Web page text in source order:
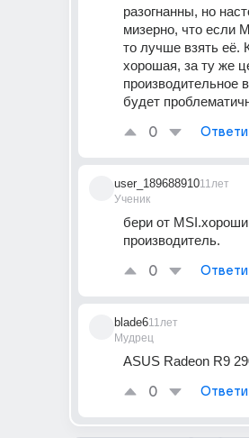
разогнанны, но
мизерно, что если
то лучше взять её.
хорошая, за ту же
производительное
будет
0
user_189688910
Ученик
11лет
бери от
производитель.
0
blade6
Мудрец
11лет
ASUS Radeon R9
0